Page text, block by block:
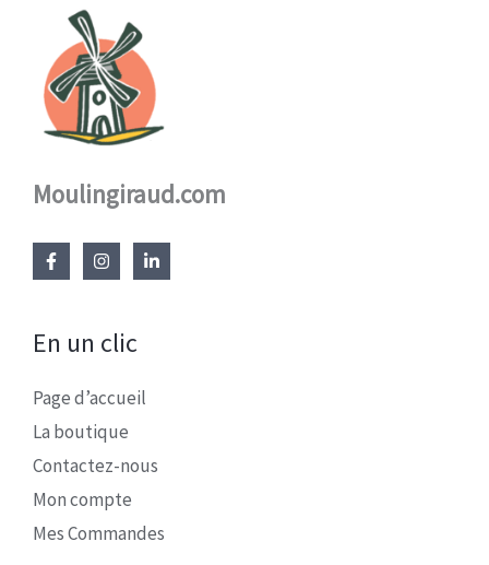
Moulingiraud.com
En un clic
Page d’accueil
La boutique
Contactez-nous
Mon compte
Mes Commandes